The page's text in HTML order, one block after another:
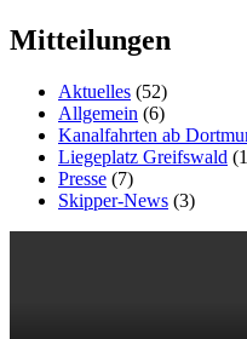
Mitteilungen
Aktuelles (52)
Allgemein (6)
Kanalfahrten ab
Liegeplatz Greifswald
Presse (7)
Skipper-News (3)